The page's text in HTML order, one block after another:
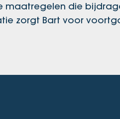
maatregelen die
zorgt Bart voor